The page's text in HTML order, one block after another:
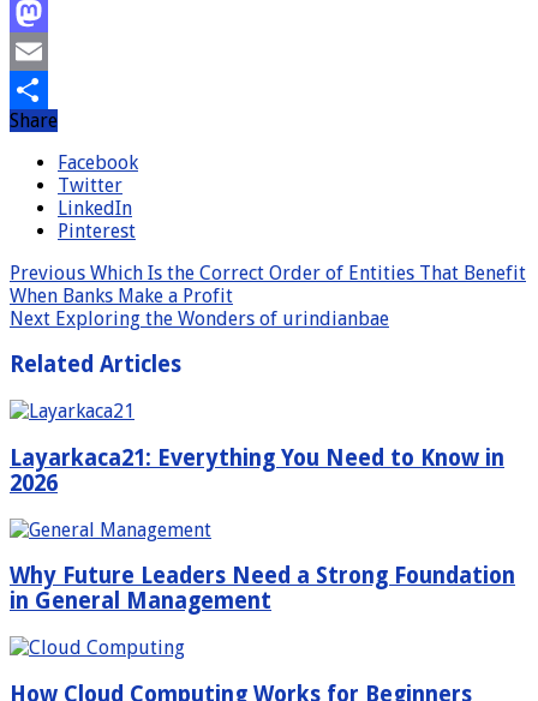
Facebook
Mastodon
Email
Share
Share
Facebook
Twitter
LinkedIn
Pinterest
Previous Which Is the Correct Order of Entities That Benefit
When Banks Make a Profit
Next Exploring the Wonders of urindianbae
Related Articles
Layarkaca21: Everything You Need to Know in
2026
Why Future Leaders Need a Strong Foundation
in General Management
How Cloud Computing Works for Beginners